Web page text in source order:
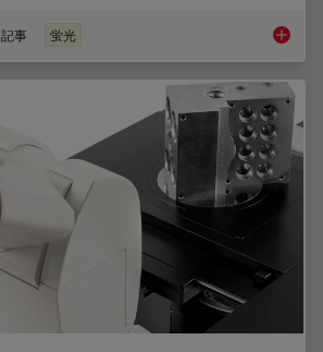
記事 蛍光 Epi-